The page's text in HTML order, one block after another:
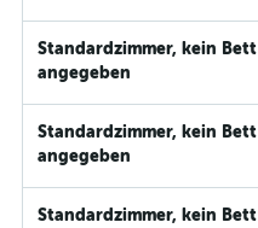
Standardzimmer, kein Bett
angegeben
Standardzimmer, kein Bett
angegeben
Standardzimmer, kein Bett